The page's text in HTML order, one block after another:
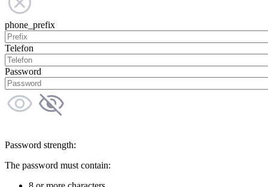
phone_prefix
Telefon
Password
Password strength:
The password must contain: